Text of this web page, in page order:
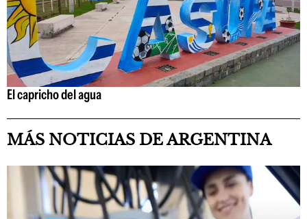
El capricho del agua
MÁS NOTICIAS DE ARGENTINA